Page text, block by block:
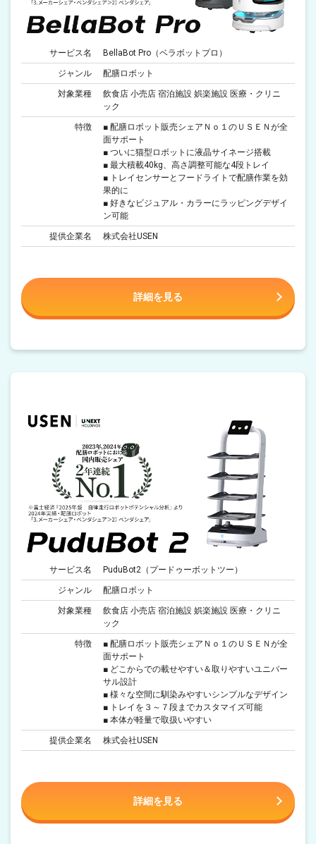
サービス名 BellaBot Pro（ベラボットプロ）
ジャンル 配膳ロボット
対象業種
飲食店 小売店 宿泊施設 娯楽施設 医療・クリニ
ック
特徴
■ 配膳ロボット販売シェアＮｏ１のＵＳＥＮが全
面サポート
■ ついに猫型ロボットに液晶サイネージ搭載
■ 最大積載40kg、高さ調整可能な4段トレイ
■ トレイセンサーとフードライトで配膳作業を効
果的に
■ 好きなビジュアル・カラーにラッピングデザイ
ン可能
提供企業名 株式会社USEN
詳細を見る
サービス名 PuduBot2（プードゥーボットツー）
ジャンル 配膳ロボット
対象業種
飲食店 小売店 宿泊施設 娯楽施設 医療・クリニ
ック
特徴
■ 配膳ロボット販売シェアＮｏ１のＵＳＥＮが全
面サポート
■ どこからでの載せやすい＆取りやすいユニバー
サル設計
■ 様々な空間に馴染みやすいシンプルなデザイン
■ トレイを３～７段までカスタマイズ可能
■ 本体が軽量で取扱いやすい
提供企業名 株式会社USEN
詳細を見る